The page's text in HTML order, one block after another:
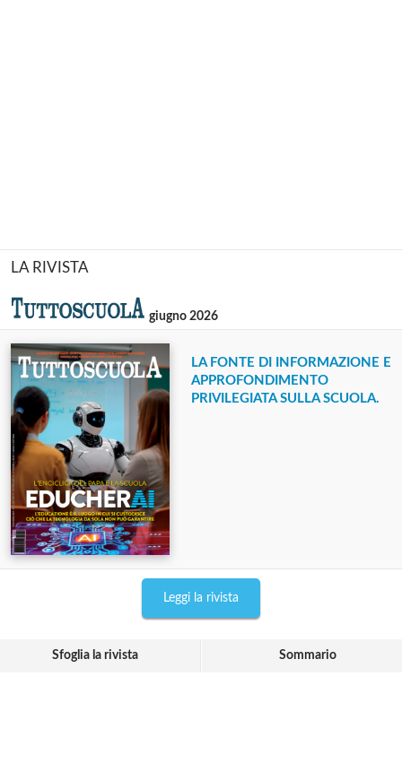
LA RIVISTA
giugno 2026
LA FONTE DI INFORMAZIONE E
APPROFONDIMENTO
PRIVILEGIATA SULLA SCUOLA.
Leggi la rivista
Sfoglia la rivista Sommario